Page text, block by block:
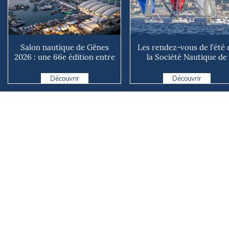
Salon nautique de Gênes
2026 : une 66e édition entre
Découvrir
Les rendez-vous de l’été
la Société Nautique de
Découvrir